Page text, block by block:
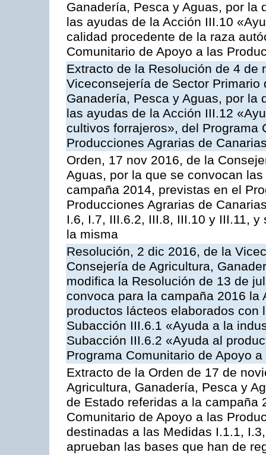
Ganadería, Pesca y Aguas, por la
las ayudas de la Acción III.10
calidad procedente de la raza
Comunitario de Apoyo a las
Extracto de la Resolución de 4 de
Viceconsejería de Sector
Ganadería, Pesca y Aguas, por la
las ayudas de la Acción III.12
cultivos forrajeros», del Programa
Producciones Agrarias de
Orden, 17 nov 2016, de la
Aguas, por la que se convocan
campaña 2014, previstas en el
Producciones Agrarias de
I.6, I.7, III.6.2, III.8, III.10 y III.11,
la misma
Resolución, 2 dic 2016, de la
Consejería de Agricultura,
modifica la Resolución de 13 de
convoca para la campaña 2016
productos lácteos elaborados
Subacción III.6.1 «Ayuda a la
Subacción III.6.2 «Ayuda al
Programa Comunitario de Apoyo
Extracto de la Orden de 17 de
Agricultura, Ganadería, Pesca y
de Estado referidas a la campaña
Comunitario de Apoyo a las
destinadas a las Medidas I.1.1,
aprueban las bases que han de